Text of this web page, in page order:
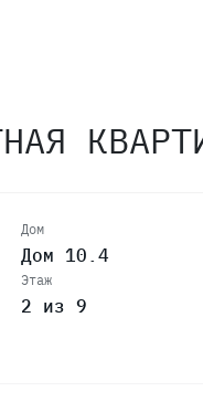
Дом
Дом 10.4
Этаж
2 из 9